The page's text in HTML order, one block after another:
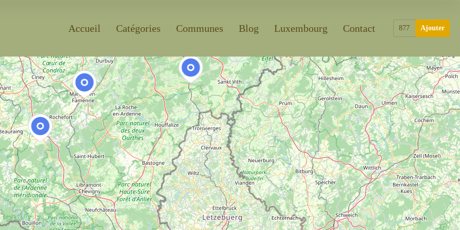
Accueil Catégories Communes Blog Luxembourg Contact 877 Ajouter